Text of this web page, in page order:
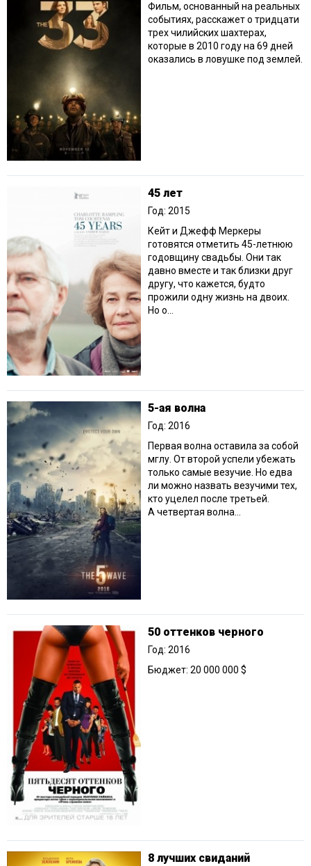
Фильм, основанный на реальных
событиях, расскажет о тридцати
трех чилийских шахтерах,
которые в 2010 году на 69 дней
оказались в ловушке под землей.
45 лет
Год: 2015
Кейт и Джефф Меркеры
готовятся отметить 45-летнюю
годовщину свадьбы. Они так
давно вместе и так близки друг
другу, что кажется, будто
прожили одну жизнь на двоих.
Но о...
5-ая волна
Год: 2016
Первая волна оставила за собой
мглу. От второй успели убежать
только самые везучие. Но едва
ли можно назвать везучими тех,
кто уцелел после третьей.
А четвертая волна...
50 оттенков черного
Год: 2016
Бюджет: 20 000 000 $
8 лучших свиданий